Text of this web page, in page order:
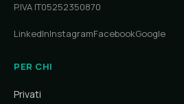
P.IVA IT05252350870
LinkedInInstagramFacebookGoogle
PER CHI
Privati